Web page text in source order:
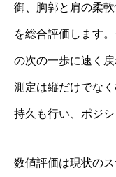
御、胸郭と肩の柔
を総合評価します
の次の一歩に速く
測定は縦だけでな
持久も行い、ポジ
数値評価は現状の